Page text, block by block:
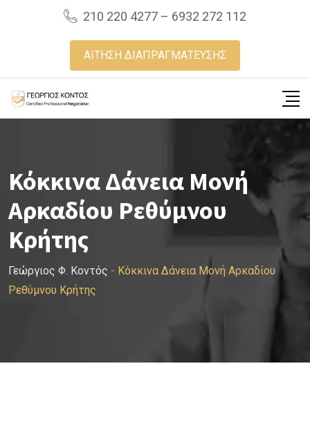
210 220 4277 – 6932 272 112
ΑΙΤΗΣΗ ΔΙΑΠΡΑΓΜΑΤΕΥΣΗΣ
Κόκκινα Δάνεια Μονή
Αρκαδίου Ρεθύμνου
Κρήτης
Γεώργιος Φ. Κοντός - Κόκκινα Δάνεια Μονή Αρκαδίου
Ρεθύμνου Κρήτης